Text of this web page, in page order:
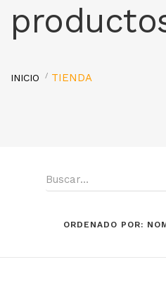
INICIO TIENDA
ORDENADO POR: